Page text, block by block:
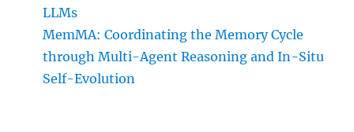
LLMs
MemMA: Coordinating the Memory Cycle
through Multi-Agent Reasoning and In-Situ
Self-Evolution